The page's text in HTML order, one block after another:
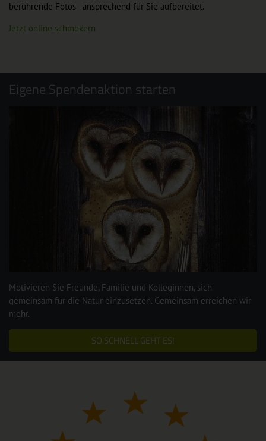
berührende Fotos - ansprechend für Sie aufbereitet.
Jetzt online schmökern
Eigene Spendenaktion starten
Motivieren Sie Freunde, Familie und Kolleginnen, sich
gemeinsam für die Natur einzusetzen. Gemeinsam erreichen wir
mehr.
SO SCHNELL GEHT ES!